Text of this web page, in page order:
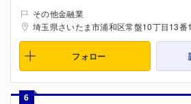
その他金融業
埼玉県さいたま市浦和区常盤10丁目13番
フォロー
6